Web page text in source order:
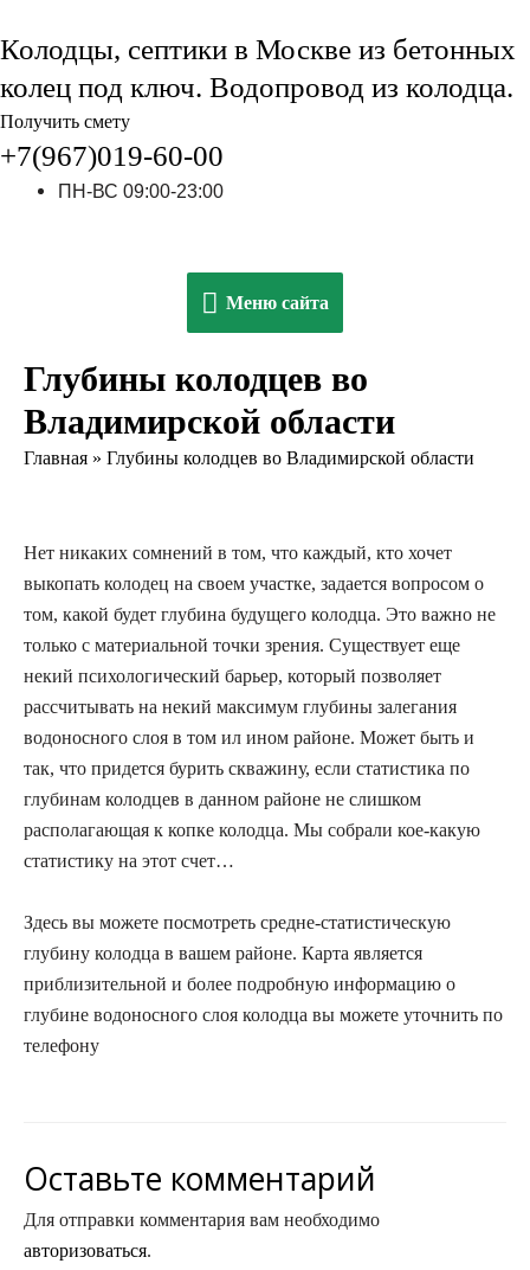
Колодцы, септики в Москве из бетонных
колец под ключ. Водопровод из колодца.
Получить смету
+7(967)019-60-00
ПН-ВС 09:00-23:00
Меню
Меню сайта
Глубины колодцев во
Владимирской области
Главная » Глубины колодцев во Владимирской области
Нет никаких сомнений в том, что каждый, кто хочет
выкопать колодец на своем участке, задается вопросом о
том, какой будет глубина будущего колодца. Это важно не
только с материальной точки зрения. Существует еще
некий психологический барьер, который позволяет
рассчитывать на некий максимум глубины залегания
водоносного слоя в том ил ином районе. Может быть и
так, что придется бурить скважину, если статистика по
глубинам колодцев в данном районе не слишком
располагающая к копке колодца. Мы собрали кое-какую
статистику на этот счет…
Здесь вы можете посмотреть средне-статистическую
глубину колодца в вашем районе. Карта является
приблизительной и более подробную информацию о
глубине водоносного слоя колодца вы можете уточнить по
телефону
Оставьте комментарий
Для отправки комментария вам необходимо
авторизоваться.